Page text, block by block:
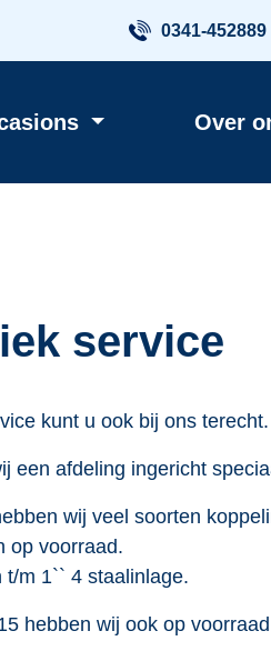
0341-452889
Over
service
kunt u ook bij ons terecht.
een afdeling ingericht
wij veel soorten
op voorraad.
m 1`` 4 staalinlage.
hebben wij ook op